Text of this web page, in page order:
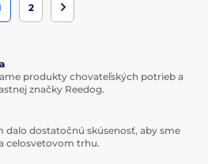
2
produkty chovateľských potrieb a
značky Reedog.
dalo dostatočnú skúsenosť, aby sme
celosvetovom trhu.